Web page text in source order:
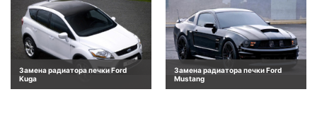
Замена радиатора печки Ford
Kuga
Замена радиатора печки Ford
Mustang